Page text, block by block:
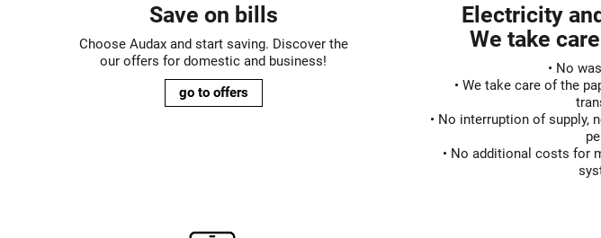
Save on bills
Choose Audax and start saving. Discover the
our offers for domestic and business!
go to offers
Electricity
We take
• No
• We take care of the
• No interruption of supply,
• No additional costs for